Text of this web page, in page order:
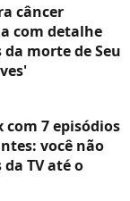
câncer
com detalhe
morte de Seu
7 episódios
você não
TV até o